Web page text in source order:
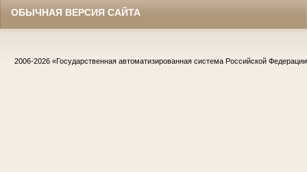
ОБЫЧНАЯ ВЕРСИЯ САЙТА
2006-2026 «Государственная автоматизированная система Российской